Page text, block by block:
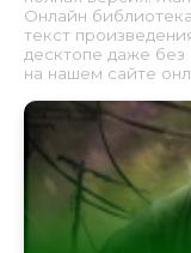
Онлайн
текст
десктопе даже
на нашем сайте